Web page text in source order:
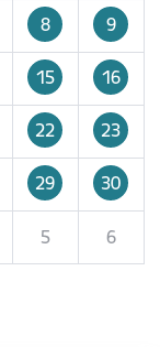
8 9
15 16
22 23
29 30
5 6